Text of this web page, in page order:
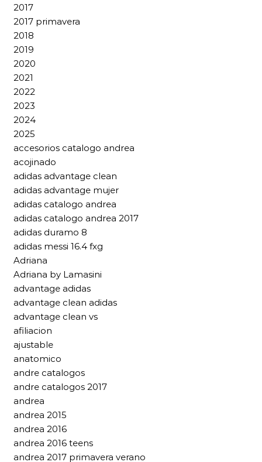
2017
2017 primavera
2018
2019
2020
2021
2022
2023
2024
2025
accesorios catalogo andrea
acojinado
adidas advantage clean
adidas advantage mujer
adidas catalogo andrea
adidas catalogo andrea 2017
adidas duramo 8
adidas messi 16.4 fxg
Adriana
Adriana by Lamasini
advantage adidas
advantage clean adidas
advantage clean vs
afiliacion
ajustable
anatomico
andre catalogos
andre catalogos 2017
andrea
andrea 2015
andrea 2016
andrea 2016 teens
andrea 2017 primavera verano